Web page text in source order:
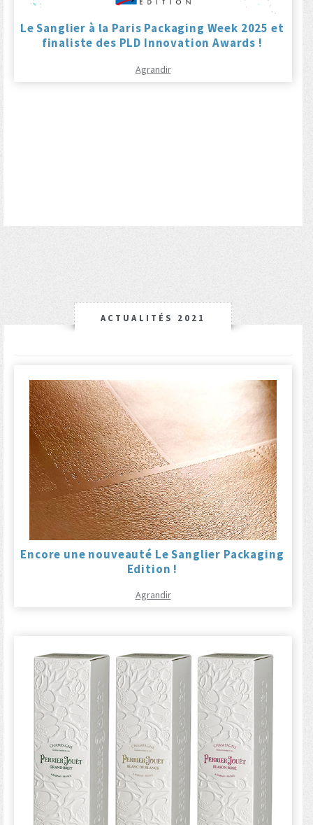
Le Sanglier à la Paris Packaging Week 2025 et
finaliste des PLD Innovation Awards !
Agrandir
ACTUALITÉS 2021
Encore une nouveauté Le Sanglier Packaging
Edition !
Agrandir